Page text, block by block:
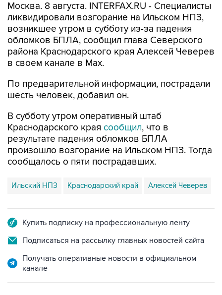
Москва. 8 августа. INTERFAX.RU - Специалисты
ликвидировали возгорание на Ильском НПЗ,
возникшее утром в субботу из-за падения
обломков БПЛА, сообщил глава Северского
района Краснодарского края Алексей Чеверев
в своем канале в Max.
По предварительной информации, пострадали
шесть человек, добавил он.
В субботу утром оперативный штаб
Краснодарского края сообщил, что в
результате падения обломков БПЛА
произошло возгорание на Ильском НПЗ. Тогда
сообщалось о пяти пострадавших.
Ильский НПЗ Краснодарский край Алексей Чеверев
Купить подписку на профессиональную ленту
Подписаться на рассылку главных новостей сайта
Получать оперативные новости в официальном
канале